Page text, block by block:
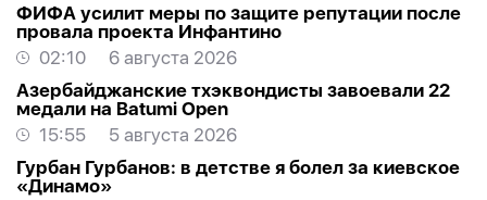
ФИФА усилит меры по защите репутации после
провала проекта Инфантино
02:10
6 августа 2026
Азербайджанские тхэквондисты завоевали 22
медали на Batumi Open
15:55
5 августа 2026
Гурбан Гурбанов: в детстве я болел за киевское
«Динамо»